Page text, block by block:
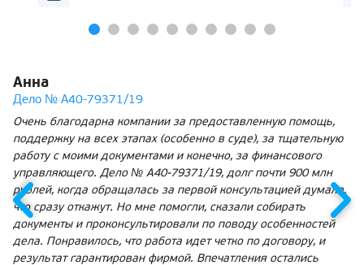
Анна
Дело № А40-79371/19
Очень благодарна компании за предоставленную помощь,
поддержку на всех этапах (особенно в суде), за тщательную
работу с моими документами и конечно, за финансового
управляющего. Дело № А40-79371/19, долг почти 900 млн
рублей, когда обращалась за первой консультацией думала,
что сразу откажут. Но мне помогли, сказали собирать
документы и проконсультировали по поводу особенностей
дела. Понравилось, что работа идет четко по договору, и
результат гарантирован фирмой. Впечатления остались